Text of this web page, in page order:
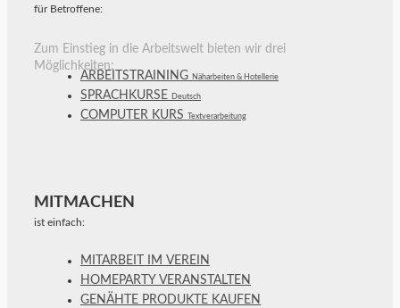
für Betroffene:
Zum Einstieg in die Arbeitswelt bieten wir drei
Möglichkeiten:
ARBEITSTRAINING Näharbeiten & Hotellerie
SPRACHKURSE Deutsch
COMPUTER KURS Textverarbeitung
MITMACHEN
ist einfach:
MITARBEIT IM VEREIN
HOMEPARTY VERANSTALTEN
GENÄHTE PRODUKTE KAUFEN